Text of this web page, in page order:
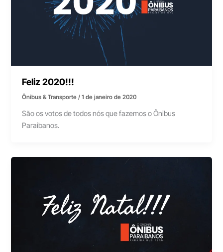
Feliz 2020!!!
Ônibus & Transporte/1 de janeiro de 2020
São os votos de todos nós que fazemos o Ônibus
Paraibanos.